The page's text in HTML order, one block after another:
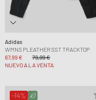
Adidas
WMNS PLEATHER SST TRACKTOP
67,99 €
79,99 €
NUEVO A LA VENTA
-14%